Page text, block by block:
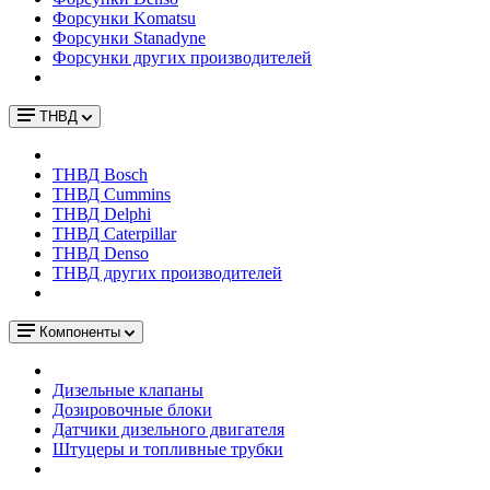
Форсунки Komatsu
Форсунки Stanadyne
Форсунки других производителей
ТНВД
ТНВД Bosch
ТНВД Cummins
ТНВД Delphi
ТНВД Caterpillar
ТНВД Denso
ТНВД других производителей
Компоненты
Дизельные клапаны
Дозировочные блоки
Датчики дизельного двигателя
Штуцеры и топливные трубки